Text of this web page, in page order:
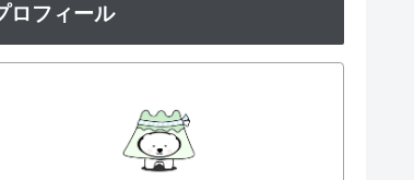
ロフィール